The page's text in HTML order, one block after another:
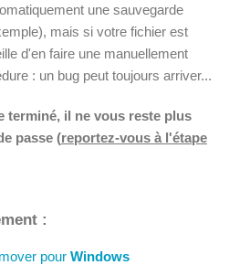
une sauvegarde
mais si votre fichier est
d'en faire une manuellement
: un bug peut toujours arriver...
terminé, il ne vous reste plus
passe (reportez-vous à l'étape
:
pour Windows